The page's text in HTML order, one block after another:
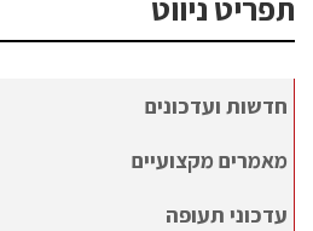
תפריט ניווט
חדשות ועדכונים
מאמרים מקצועיים
עדכוני תעופה